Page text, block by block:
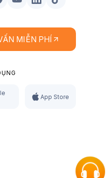
MIỄN PHÍ
App Store